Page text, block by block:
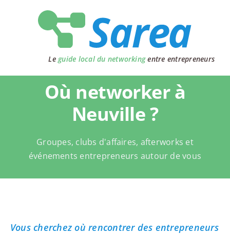
Le guide local du networkingentre entrepreneurs
Où networker à
Neuville ?
Groupes, clubs d'affaires, afterworks et
événements entrepreneurs autour de vous
Vous cherchez où rencontrer des entrepreneurs